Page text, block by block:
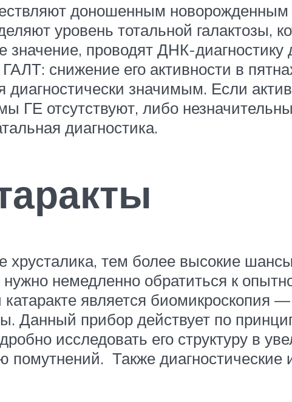
доношенным новорожденным
уровень тотальной галактозы,
проводят ДНК-диагностику
снижение его активности в
диагностически значимым. Если
ГЕ отсутствуют, либо
диагностика.
тем более высокие
немедленно обратиться к
является биомикроскопия
Данный прибор действует по
исследовать его структуру в
помутнений. Также